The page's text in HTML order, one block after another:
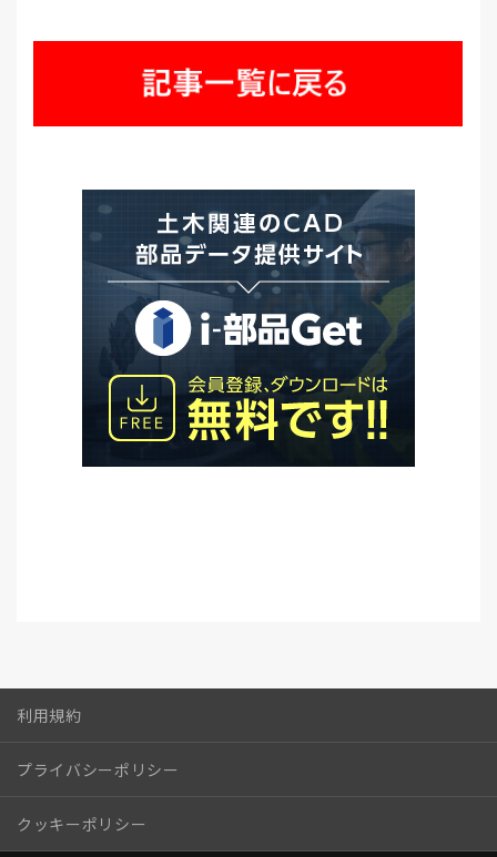
利用規約
プライバシーポリシー
クッキーポリシー